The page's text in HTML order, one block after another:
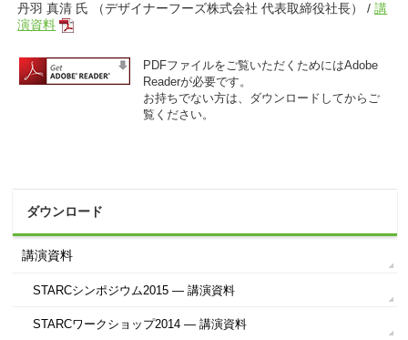
丹羽 真清 氏 （デザイナーフーズ株式会社 代表取締役社長） /講
演資料
PDFファイルをご覧いただくためにはAdobe
Readerが必要です。
お持ちでない方は、ダウンロードしてからご
覧ください。
ダウンロード
講演資料
STARCシンポジウム2015 ― 講演資料
STARCワークショップ2014 ― 講演資料